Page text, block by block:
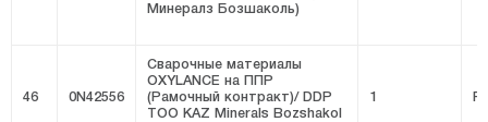
Минералз Бозшаколь)
46 0N42556
Сварочные материалы
OXYLANCE на ППР
(Рамочный контракт)/ DDP
ТОО KAZ Minerals Bozshakol
1